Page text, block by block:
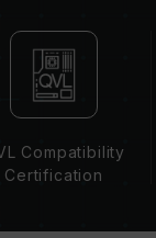
（JEDEC
低)。此为正
XMP 3.0 /
板可能无法
超频行为（
Compatibility
Certification